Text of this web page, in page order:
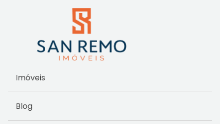
Imóveis
Blog